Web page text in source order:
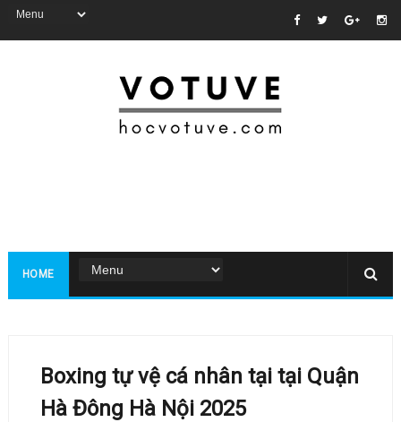
HOME
Boxing tự vệ cá nhân tại tại Quận
Hà Đông Hà Nội 2025